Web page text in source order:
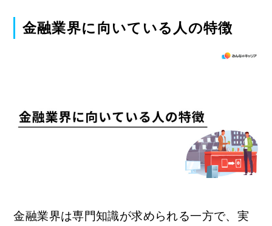
金融業界に向いている人の特徴
金融業界は専門知識が求められる一方で、実